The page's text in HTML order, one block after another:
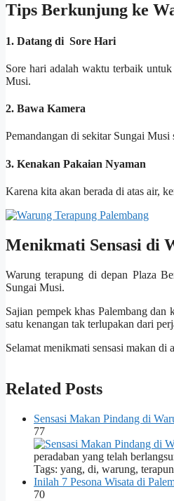
Tips Berkunjung ke
1. Datang di Sore Hari
Sore hari adalah waktu terbaik
Musi.
2. Bawa Kamera
Pemandangan di sekitar Sungai
3. Kenakan Pakaian Nyaman
Karena kita akan berada di atas air,
Menikmati Sensasi di
Warung terapung di depan Plaza
Sungai Musi.
Sajian pempek khas Palembang
satu kenangan tak terlupakan dari
Selamat menikmati sensasi makan
Related Posts
Sensasi Makan Pindang di
77
peradaban yang telah
Tags: yang, di, warung,
Inilah 7 Pesona Wisata di
70